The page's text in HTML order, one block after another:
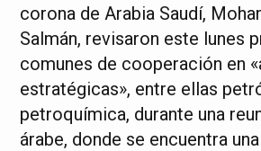
corona de Arabia Saudí,
Salmán, revisaron este lunes
comunes de cooperación en
estratégicas», entre ellas
petroquímica, durante una
árabe, donde se encuentra